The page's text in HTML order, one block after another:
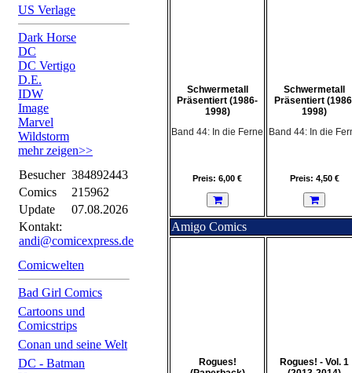
US Verlage
Dark Horse
DC
DC Vertigo
D.E.
IDW
Image
Marvel
Wildstorm
mehr zeigen>>
Besucher 384892443
Comics
215962
Update
07.08.2026
Kontakt:
andi@comicexpress.de
Comicwelten
Bad Girl Comics
Cartoons und
Comicstrips
Conan und seine Welt
DC - Batman
Schwermetall
Präsentiert (1986-
1998)
Band 44: In die Ferne
Preis: 6,00 €
Schwermetall
Präsentiert
1998)
Band 44: In die
Preis: 4,50 €
Amigo Comics
Rogues!
Rogues! - Vol. 1